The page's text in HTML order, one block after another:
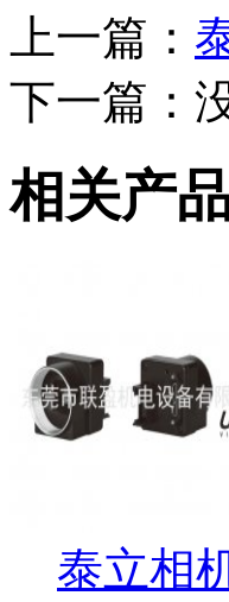
上一篇：
下一篇：
相关产
泰立相